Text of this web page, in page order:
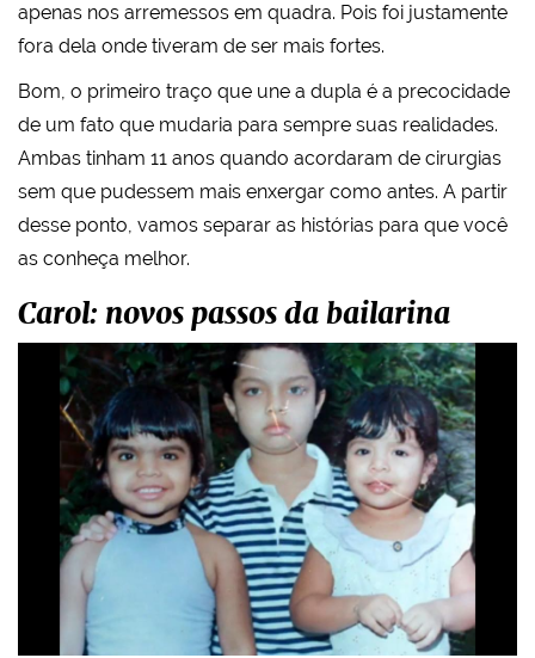
apenas nos arremessos em quadra. Pois foi justamente
fora dela onde tiveram de ser mais fortes.
Bom, o primeiro traço que une a dupla é a precocidade
de um fato que mudaria para sempre suas realidades.
Ambas tinham 11 anos quando acordaram de cirurgias
sem que pudessem mais enxergar como antes. A partir
desse ponto, vamos separar as histórias para que você
as conheça melhor.
Carol: novos passos da bailarina